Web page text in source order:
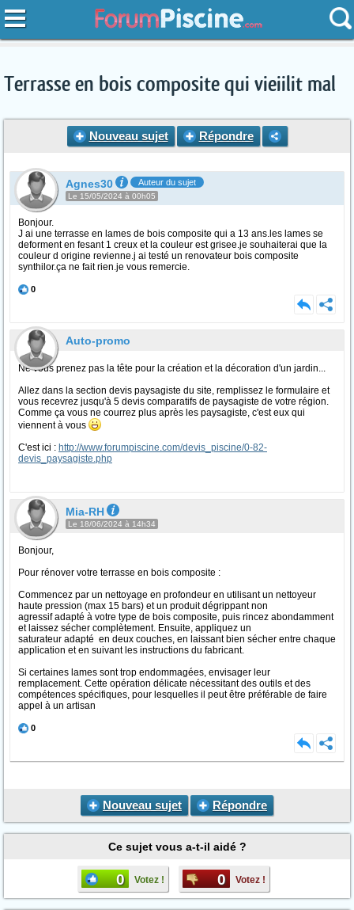
Terrasse en bois composite qui vieiilit mal
Nouveau sujet Répondre
Agnes30 Auteur du sujet
Le 15/05/2024 à 00h05
Bonjour.
J ai une terrasse en lames de bois composite qui a 13 ans.les lames se
deforment en fesant 1 creux et la couleur est grisee.je souhaiterai que la
couleur d origine revienne.j ai testé un renovateur bois composite
synthilor.ça ne fait rien.je vous remercie.
0
Auto-promo
Ne vous prenez pas la tête pour la création et la décoration d'un jardin...
Allez dans la section devis paysagiste du site, remplissez le formulaire et
vous recevrez jusqu'à 5 devis comparatifs de paysagiste de votre région.
Comme ça vous ne courrez plus après les paysagiste, c'est eux qui
viennent à vous
C'est ici : http://www.forumpiscine.com/devis_piscine/0-82-
devis_paysagiste.php
Mia-RH
Le 18/06/2024 à 14h34
Bonjour,
Pour rénover votre terrasse en bois composite :
Commencez par un nettoyage en profondeur en utilisant un nettoyeur
haute pression (max 15 bars) et un produit dégrippant non
agressif adapté à votre type de bois composite, puis rincez abondamment
et laissez sécher complètement. Ensuite, appliquez un
saturateur adapté en deux couches, en laissant bien sécher entre chaque
application et en suivant les instructions du fabricant.
Si certaines lames sont trop endommagées, envisager leur
remplacement. Cette opération délicate nécessitant des outils et des
compétences spécifiques, pour lesquelles il peut être préférable de faire
appel à un artisan
0
Nouveau sujet Répondre
Ce sujet vous a-t-il aidé ?
0 Votez ! 0 Votez !